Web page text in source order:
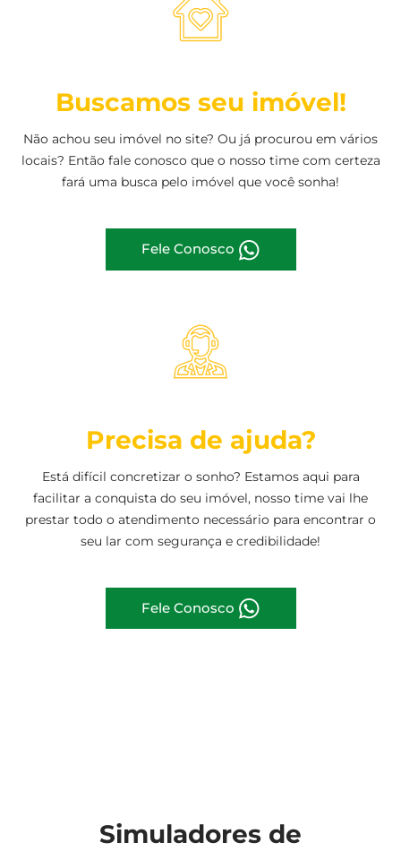
Buscamos seu imóvel!
Não achou seu imóvel no site? Ou já procurou em vários
locais? Então fale conosco que o nosso time com certeza
fará uma busca pelo imóvel que você sonha!
Fele Conosco
Precisa de ajuda?
Está difícil concretizar o sonho? Estamos aqui para
facilitar a conquista do seu imóvel, nosso time vai lhe
prestar todo o atendimento necessário para encontrar o
seu lar com segurança e credibilidade!
Fele Conosco
Simuladores de